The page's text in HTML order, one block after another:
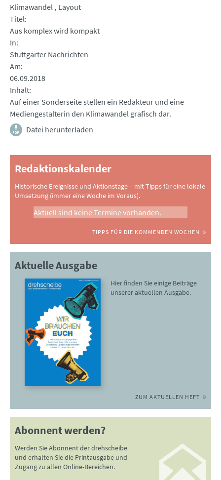
Klimawandel Layout
Titel
Aus komplex wird kompakt
In
Stuttgarter Nachrichten
Am
06.09.2018
Inhalt
Auf einer Sonderseite stellen ein Redakteur und eine
Mediengestalterin den Klimawandel grafisch dar.
Datei herunterladen
Redaktionskalender
Historische Ereignisse und Aktionstage – mit Tipps für eine lokale
Umsetzung (immer eine Woche im Voraus).
Aktuell sind keine Termine vorhanden.
TIPPS FÜR DIE KOMMENDEN WOCHEN
Aktuelle Ausgabe
Hier finden Sie einige Beiträge
unserer aktuellen Ausgabe.
ZUM AKTUELLEN HEFT
Abonnent werden?
Werden Sie Abonnent der drehscheibe
und erhalten Sie die Printausgabe und
Zugang zu allen Online-Bereichen.